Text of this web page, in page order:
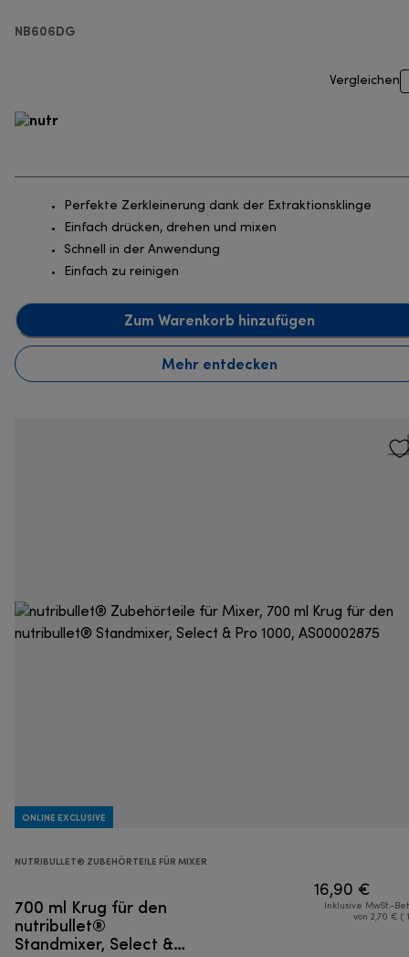
NB606DG
Vergleichen
Perfekte Zerkleinerung dank der Extraktionsklinge
Einfach drücken, drehen und mixen
Schnell in der Anwendung
Einfach zu reinigen
Zum Warenkorb hinzufügen
Mehr entdecken
ONLINE EXCLUSIVE
NUTRIBULLET® ZUBEHÖRTEILE FÜR MIXER
700 ml Krug für den
nutribullet®
Standmixer, Select &
16,90 €
Inklusive MwSt.-
von 2,70 € (